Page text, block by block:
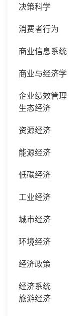
决策科学
消费者行为
商业信息系统
商业与经济学
企业绩效管理
生态经济
资源经济
能源经济
低碳经济
工业经济
城市经济
环境经济
经济政策
经济系统
旅游经济